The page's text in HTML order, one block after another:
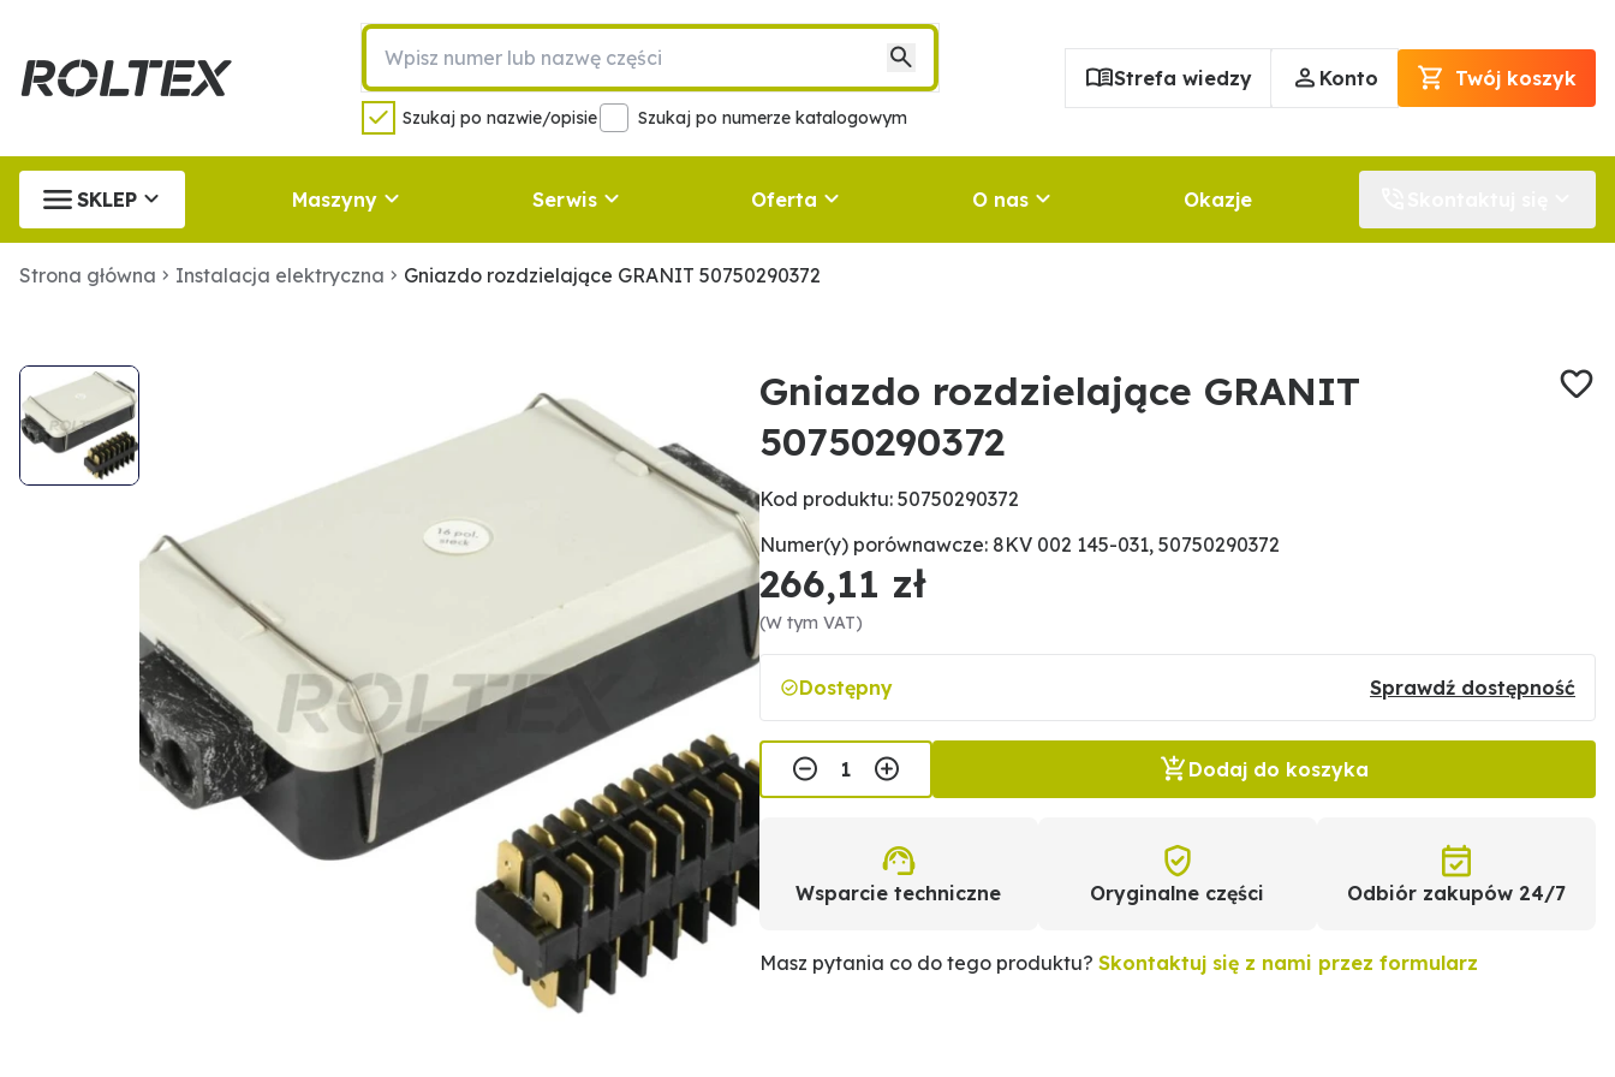
Szukaj po nazwie/opisie Szukaj po numerze katalogowym
Strefa wiedzy Konto Twój koszyk
SKLEP Maszyny Serwis Oferta O nas Okazje
Strona główna Instalacja elektryczna Gniazdo rozdzielające GRANIT 50750290372
Gniazdo rozdzielające GRANIT
50750290372
Kod produktu: 50750290372
Numer(y) porównawcze: 8KV 002 145-031, 50750290372
266,11 zł
(W tym VAT)
Dostępny Sprawdź dostępność
Dodaj do koszyka
Wsparcie techniczne Oryginalne części Odbiór zakupów 24/7
Masz pytania co do tego produktu? Skontaktuj się z nami przez formularz